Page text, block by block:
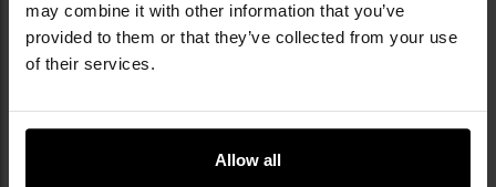
may combine it with other information that you’ve
provided to them or that they’ve collected from your use
of their services.
Allow all
Код виробника
MIL2528
Виробник
ВІДГУКИ